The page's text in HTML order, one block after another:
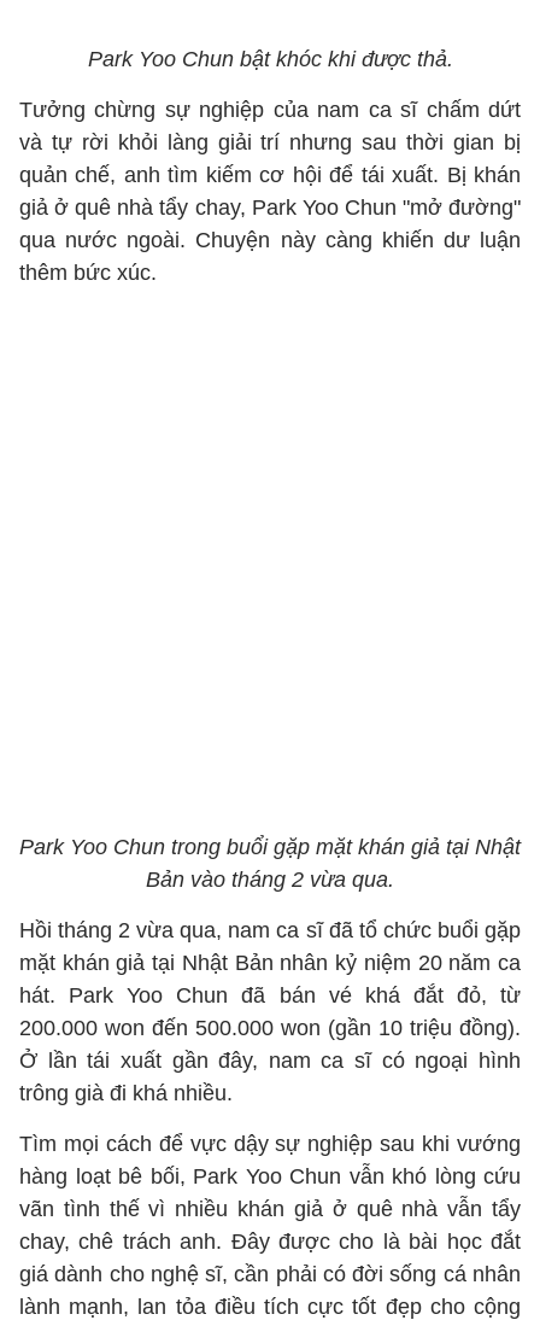
Park Yoo Chun bật khóc khi được thả.
Tưởng chừng sự nghiệp của nam ca sĩ chấm dứt
và tự rời khỏi làng giải trí nhưng sau thời gian bị
quản chế, anh tìm kiếm cơ hội để tái xuất. Bị khán
giả ở quê nhà tẩy chay, Park Yoo Chun "mở đường"
qua nước ngoài. Chuyện này càng khiến dư luận
thêm bức xúc.
Park Yoo Chun trong buổi gặp mặt khán giả tại Nhật
Bản vào tháng 2 vừa qua.
Hồi tháng 2 vừa qua, nam ca sĩ đã tổ chức buổi gặp
mặt khán giả tại Nhật Bản nhân kỷ niệm 20 năm ca
hát. Park Yoo Chun đã bán vé khá đắt đỏ, từ
200.000 won đến 500.000 won (gần 10 triệu đồng).
Ở lần tái xuất gần đây, nam ca sĩ có ngoại hình
trông già đi khá nhiều.
Tìm mọi cách để vực dậy sự nghiệp sau khi vướng
hàng loạt bê bối, Park Yoo Chun vẫn khó lòng cứu
vãn tình thế vì nhiều khán giả ở quê nhà vẫn tẩy
chay, chê trách anh. Đây được cho là bài học đắt
giá dành cho nghệ sĩ, cần phải có đời sống cá nhân
lành mạnh, lan tỏa điều tích cực tốt đẹp cho cộng